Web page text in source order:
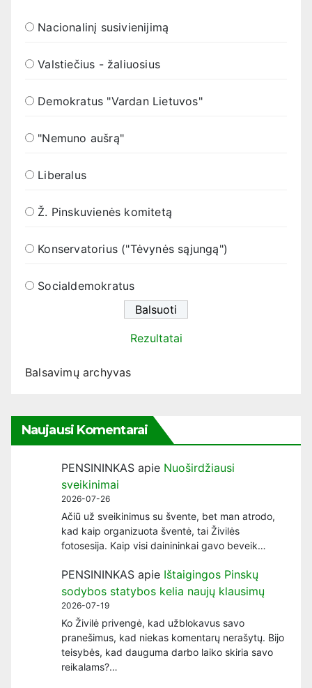
Nacionalinį susivienijimą
Valstiečius - žaliuosius
Demokratus "Vardan Lietuvos"
"Nemuno aušrą"
Liberalus
Ž. Pinskuvienės komitetą
Konservatorius ("Tėvynės sąjungą")
Socialdemokratus
Rezultatai
Balsavimų archyvas
Naujausi Komentarai
PENSININKAS apie Nuoširdžiausi
sveikinimai
2026-07-26
Ačiū už sveikinimus su švente, bet man atrodo,
kad kaip organizuota šventė, tai Živilės
fotosesija. Kaip visi dainininkai gavo beveik…
PENSININKAS apie Ištaigingos Pinskų
sodybos statybos kelia naujų klausimų
2026-07-19
Ko Živilė privengė, kad užblokavus savo
pranešimus, kad niekas komentarų nerašytų. Bijo
teisybės, kad dauguma darbo laiko skiria savo
reikalams?…